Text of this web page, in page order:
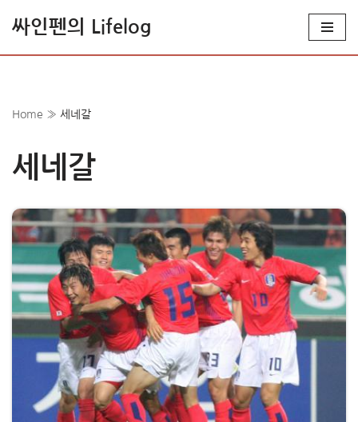
로
너
뛰
싸인펜의 Lifelog
Home » 세네갈
세네갈